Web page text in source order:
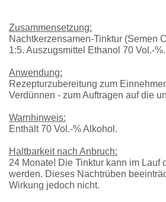
Zusammensetzung:
Nachtkerzensamen-Tinktur (Semen
1:5. Auszugsmittel Ethanol 70 Vol.-%.
Anwendung:
Rezepturzubereitung zum
Verdünnen - zum Auftragen auf die
Warnhinweis:
Enthält 70 Vol.-% Alkohol.
Haltbarkeit nach Anbruch:
24 Monate! Die Tinktur kann im Lauf
werden. Dieses Nachtrüben
Wirkung jedoch nicht.